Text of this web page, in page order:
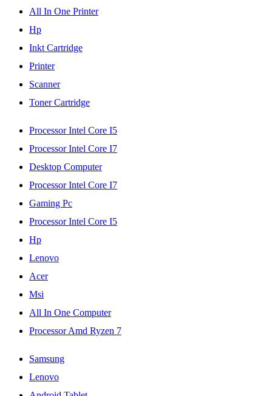
All In One Printer
Hp
Inkt Cartridge
Printer
Scanner
Toner Cartridge
Processor Intel Core I5
Processor Intel Core I7
Desktop Computer
Processor Intel Core I7
Gaming Pc
Processor Intel Core I5
Hp
Lenovo
Acer
Msi
All In One Computer
Processor Amd Ryzen 7
Samsung
Lenovo